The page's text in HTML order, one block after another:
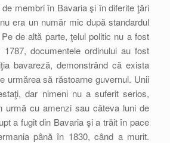
membri în Bavaria şi în diferite ţări
era un număr mic după standardul
de altă parte, ţelul politic nu a fost
documentele ordinului au fost
bavareză, demonstrând că exista
urmărea să răstoarne guvernul. Unii
dar nimeni nu a suferit serios,
urmă cu amenzi sau câteva luni de
a fugit din Bavaria şi a trăit în pace
până în 1830, când a murit.